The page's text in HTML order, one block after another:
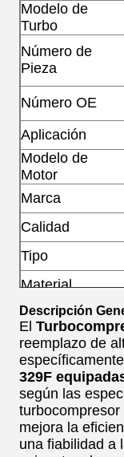
Modelo de
Turbo
Número de
Pieza
Número OE
Aplicación
Modelo de
Motor
Marca
Calidad
Tipo
Material
Combustible
Descripción
El
reemplazo de
329F
según las
mejora la
una fiabilidad a